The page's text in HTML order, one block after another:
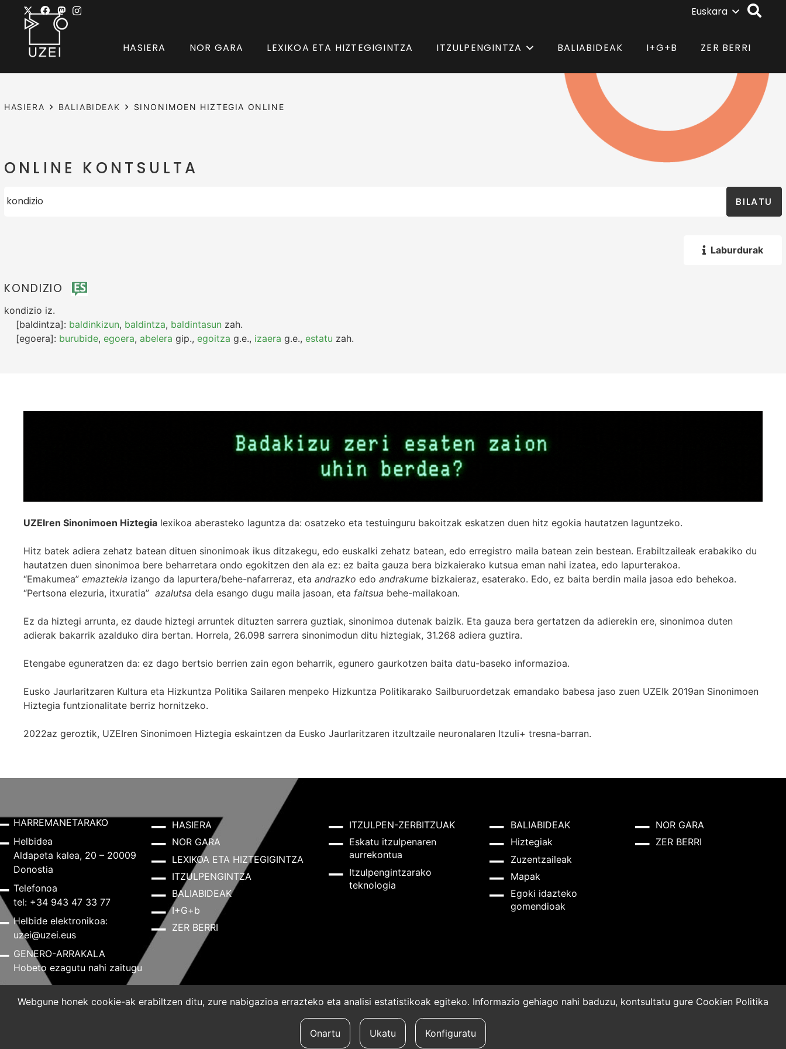
Euskara
HASIERA NOR GARA LEXIKOA ETA HIZTEGIGINTZA ITZULPENGINTZA BALIABIDEAK I+G+B ZER BERRI
HASIERA BALIABIDEAK SINONIMOEN HIZTEGIA ONLINE
ONLINE KONTSULTA
BILATU
Laburdurak
KONDIZIO
kondizio iz.
[baldintza]: baldinkizun, baldintza, baldintasun zah.
[egoera]: burubide, egoera, abelera gip., egoitza g.e., izaera g.e., estatu zah.
UZEIren Sinonimoen Hiztegia lexikoa aberasteko laguntza da: osatzeko eta testuinguru bakoitzak eskatzen duen hitz egokia hautatzen laguntzeko.
Hitz batek adiera zehatz batean dituen sinonimoak ikus ditzakegu, edo euskalki zehatz batean, edo erregistro maila batean zein bestean. Erabiltzaileak erabakiko du
hautatzen duen sinonimoa bere beharretara ondo egokitzen den ala ez: ez baita gauza bera bizkaierako kutsua eman nahi izatea, edo lapurterakoa.
“Emakumea” emaztekia izango da lapurtera/behe-nafarreraz, eta andrazko edo andrakume bizkaieraz, esaterako. Edo, ez baita berdin maila jasoa edo behekoa.
“Pertsona elezuria, itxuratia” azalutsa dela esango dugu maila jasoan, eta faltsua behe-mailakoan.
Ez da hiztegi arrunta, ez daude hiztegi arruntek dituzten sarrera guztiak, sinonimoa dutenak baizik. Eta gauza bera gertatzen da adierekin ere, sinonimoa duten
adierak bakarrik azalduko dira bertan. Horrela, 26.098 sarrera sinonimodun ditu hiztegiak, 31.268 adiera guztira.
Etengabe eguneratzen da: ez dago bertsio berrien zain egon beharrik, egunero gaurkotzen baita datu-baseko informazioa.
Eusko Jaurlaritzaren Kultura eta Hizkuntza Politika Sailaren menpeko Hizkuntza Politikarako Sailburuordetzak emandako babesa jaso zuen UZEIk 2019an Sinonimoen
Hiztegia funtzionalitate berriz hornitzeko.
2022az geroztik, UZEIren Sinonimoen Hiztegia eskaintzen da Eusko Jaurlaritzaren itzultzaile neuronalaren Itzuli+ tresna-barran.
HARREMANETARAKO
Helbidea
Aldapeta kalea, 20 – 20009
Donostia
Telefonoa
tel: +34 943 47 33 77
Helbide elektronikoa:
uzei@uzei.eus
GENERO-ARRAKALA
Hobeto ezagutu nahi zaitugu
HASIERA
NOR GARA
LEXIKOA ETA HIZTEGIGINTZA
ITZULPENGINTZA
BALIABIDEAK
I+G+b
ZER BERRI
ITZULPEN-ZERBITZUAK
Eskatu itzulpenaren
aurrekontua
Itzulpengintzarako
teknologia
BALIABIDEAK
Hiztegiak
Zuzentzaileak
Mapak
Egoki idazteko
gomendioak
NOR GARA
ZER BERRI
Lege-oharra Cookie-politika
Webgune honek cookie-ak erabiltzen ditu, zure nabigazioa errazteko eta analisi estatistikoak egiteko. Informazio gehiago nahi baduzu, kontsultatu gure Cookien Politika
Onartu Ukatu Konfiguratu